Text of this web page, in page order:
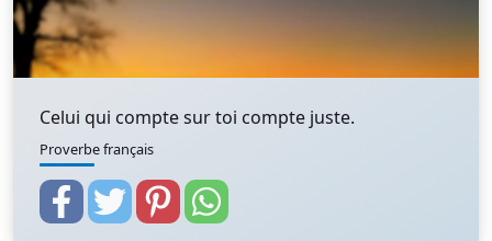
Celui qui compte sur toi compte juste.
Proverbe français